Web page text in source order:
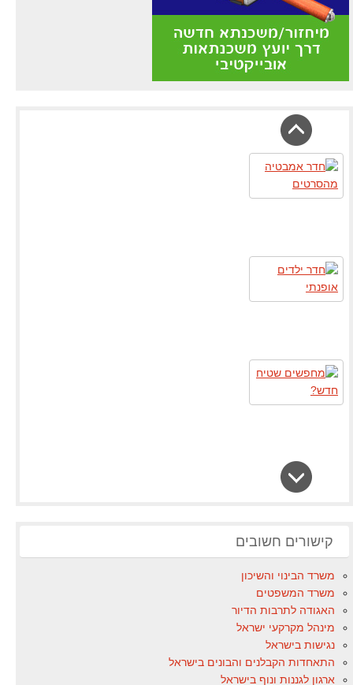
קישורים חשובים
משרד הבינוי והשיכון
משרד המשפטים
האגודה לתרבות הדיור
מינהל מקרקעי ישראל
נגישות בישראל
התאחדות הקבלנים והבונים בישראל
ארגון לגננות ונוף בישראל